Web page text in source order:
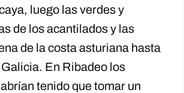
luego las verdes y
de los acantilados y las
de la costa asturiana hasta
En Ribadeo los
tenido que tomar un